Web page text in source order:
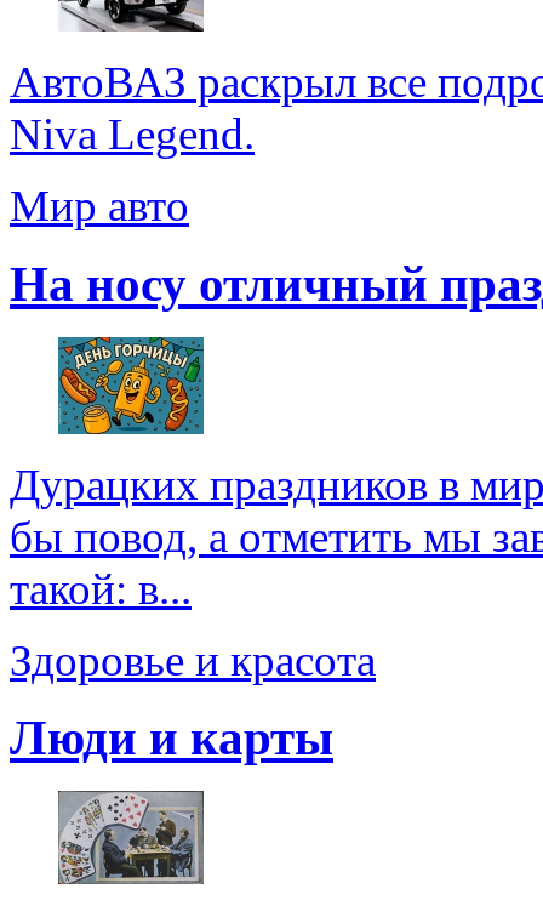
АвтоВАЗ раскрыл все
Niva Legend.
Мир авто
На носу отличный
Дурацких праздников в
бы повод, а отметить мы
такой: в...
Здоровье и красота
Люди и карты